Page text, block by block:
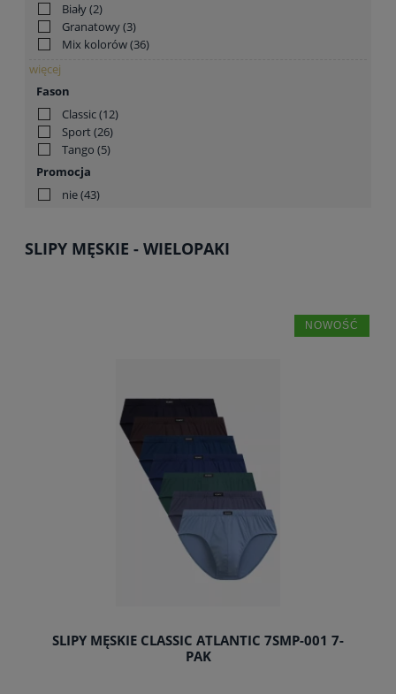
Biały(2)
Granatowy(3)
Mix kolorów(36)
więcej
Fason
Classic(12)
Sport(26)
Tango (5)
Promocja
nie(43)
SLIPY MĘSKIE - WIELOPAKI
SLIPY MĘSKIE CLASSIC ATLANTIC 7SMP-001 7-
PAK
NOWOŚĆ